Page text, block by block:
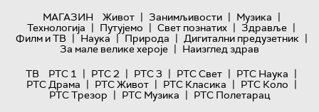
МАГАЗИН
Живот | Занимљивости | Музика |
Технологијa | Путујемо | Свет познатих | Здравље |
Филм и ТВ | Наука | Природа | Дигитални предузетник |
За мале велике хероје | Наизглед здрав
ТВ
РТС 1 | РТС 2 | РТС 3 | РТС Свет | РТС Наука |
РТС Драма | РТС Живот | РТС Класика | РТС Коло |
РТС Трезор | РТС Музика | РТС Полетарац